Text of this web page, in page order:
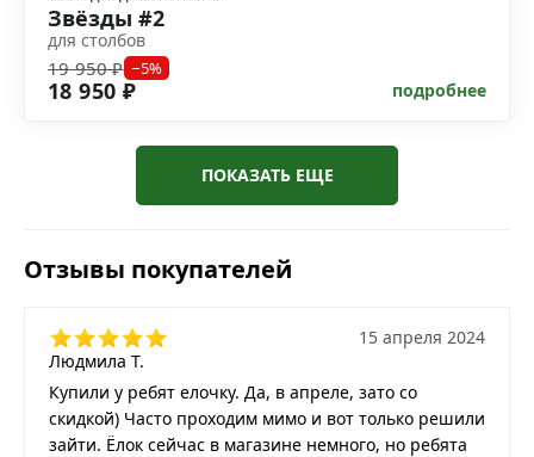
Звёзды #2
для столбов
19 950 ₽ −5%
18 950 ₽ подробнее
ПОКАЗАТЬ ЕЩЕ
Отзывы покупателей
Людмила Т.
15 апреля 2024
Купили у ребят елочку. Да, в апреле, зато со
скидкой) Часто проходим мимо и вот только решили
зайти. Ёлок сейчас в магазине немного, но ребята